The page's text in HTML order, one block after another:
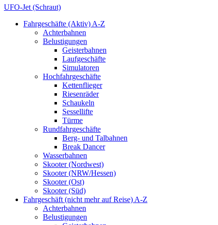
UFO-Jet (Schraut)
Fahrgeschäfte (Aktiv) A-Z
Achterbahnen
Belustigungen
Geisterbahnen
Laufgeschäfte
Simulatoren
Hochfahrgeschäfte
Kettenflieger
Riesenräder
Schaukeln
Sessellifte
Türme
Rundfahrgeschäfte
Berg- und Talbahnen
Break Dancer
Wasserbahnen
Skooter (Nordwest)
Skooter (NRW/Hessen)
Skooter (Ost)
Skooter (Süd)
Fahrgeschäft (nicht mehr auf Reise) A-Z
Achterbahnen
Belustigungen